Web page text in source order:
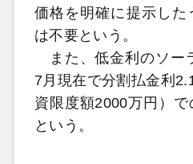
価格を明確に提示した
は不要という。
また、低金利のソー
7月現在で分割払金利
資限度額2000万円）
という。